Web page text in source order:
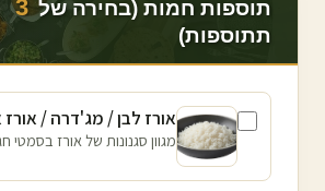
תוספות חמות (בחירה של 3
תתוספות)
אורז לבן / מג'דרה / אורז
מגוון סגנונות של אורז בסמטי